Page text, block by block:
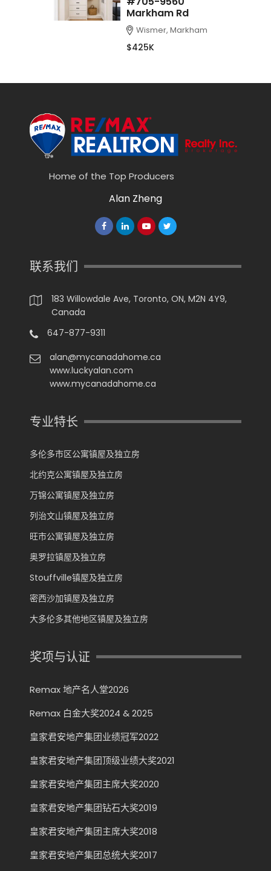
Markham Rd
Wismer, Markham
$425K
Home of the Top Producers
Alan Zheng
联系我们
183 Willowdale Ave, Toronto, ON, M2N 4Y9,
Canada
647-877-9311
alan@mycanadahome.ca
www.luckyalan.com
www.mycanadahome.ca
专业特长
多伦多市区公寓镇屋及独立房
北约克公寓镇屋及独立房
万锦公寓镇屋及独立房
列治文山镇屋及独立房
旺市公寓镇屋及独立房
奥罗拉镇屋及独立房
Stouffville镇屋及独立房
密西沙加镇屋及独立房
大多伦多其他地区镇屋及独立房
奖项与认证
Remax 地产名人堂2026
Remax 白金大奖2024 & 2025
皇家君安地产集团业绩冠军2022
皇家君安地产集团顶级业绩大奖2021
皇家君安地产集团主席大奖2020
皇家君安地产集团钻石大奖2019
皇家君安地产集团主席大奖2018
皇家君安地产集团总统大奖2017